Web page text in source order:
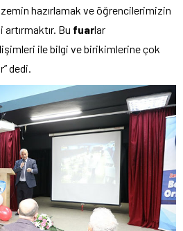
hazırlamak ve öğrencilerimizin
Bu fuarlar
ile bilgi ve birikimlerine çok
dedi.